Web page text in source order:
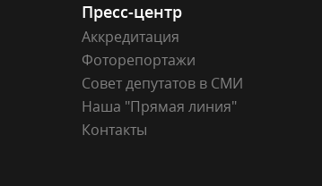
Пресс-центр
Аккредитация
Фоторепортажи
Совет депутатов в СМИ
Наша "Прямая линия"
Контакты